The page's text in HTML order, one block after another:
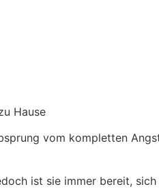
Hause
vom kompletten
ist sie immer bereit,